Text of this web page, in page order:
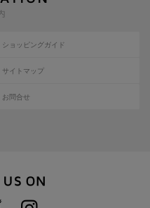
ショッピングガイド
サイトマップ
お問合せ